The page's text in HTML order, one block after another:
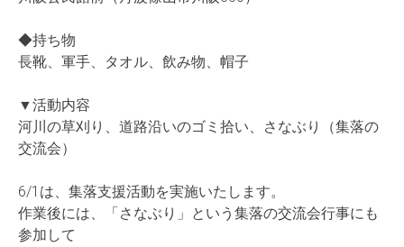
◆持ち物
長靴、軍手、タオル、飲み物、帽子
▼活動内容
河川の草刈り、道路沿いのゴミ拾い、さなぶり（集落の
交流会）
6/1は、集落支援活動を実施いたします。
作業後には、「さなぶり」という集落の交流会行事にも
参加して